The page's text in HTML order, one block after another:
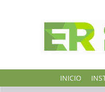
INICIO